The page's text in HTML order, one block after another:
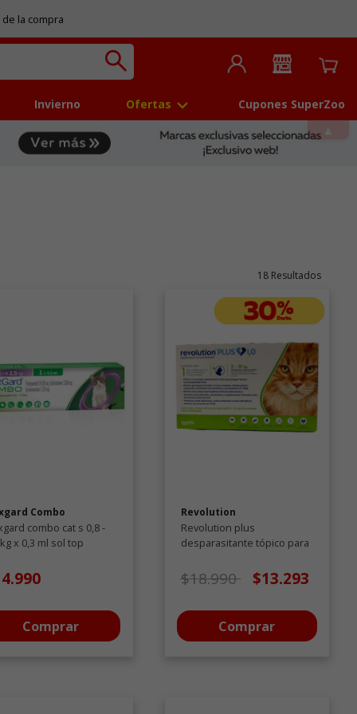
la compra
Invierno Ofertas Cupones SuperZoo
18 Resultados
Combo
combo cat s 0,8 -
x 0,3 ml sol top
Comprar
Revolution
Revolution plus
desparasitante tópico para
Precio de oferta desde
$18.990a $13.293
Comprar